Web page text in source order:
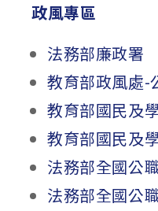
政風專區
法務部廉政署
教育部政風處-
教育部國民及
教育部國民及
法務部全國公
法務部全國公